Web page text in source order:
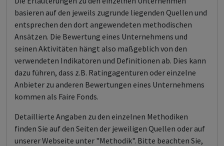
basieren auf den jeweils zugrunde liegenden Quellen und
entsprechen den dort angewendeten methodischen
Ansätzen. Die Bewertung eines Unternehmens und
seinen Aktivitäten hängt also maßgeblich von den
verwendeten Indikatoren und Definitionen ab. Dies kann
dazu führen, dass z.B. Ratingagenturen oder einzelne
Anbieter zu anderen Bewertungen eines Unternehmens
kommen als Faire Fonds.
Detaillierte Angaben zu den einzelnen Methodiken
finden Sie auf den Seiten der jeweiligen Quellen oder auf
unserer Webseite unter "Methodik". Bitte beachten Sie,